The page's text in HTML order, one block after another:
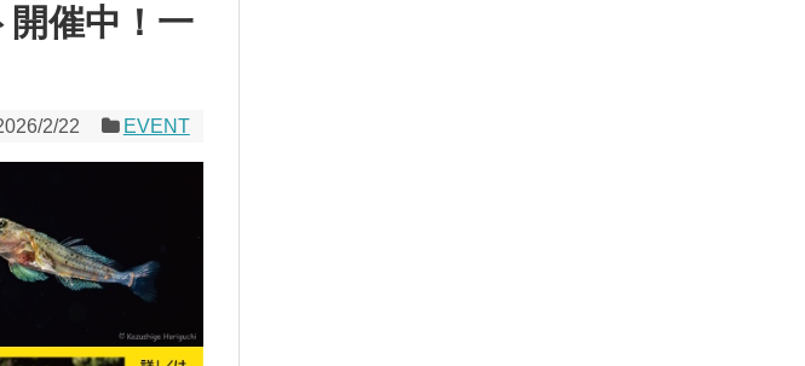
催中！一
2/22 EVENT